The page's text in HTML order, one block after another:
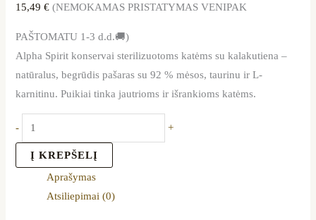
15,49€ (NEMOKAMAS PRISTATYMAS VENIPAK
PAŠTOMATU 1-3 d.d.🚚)
Alpha Spirit konservai sterilizuotoms katėms su kalakutiena –
natūralus, begrūdis pašaras su 92 % mėsos, taurinu ir L-
karnitinu. Puikiai tinka jautrioms ir išrankioms katėms.
- +
Į KREPŠELĮ
Aprašymas
Atsiliepimai (0)